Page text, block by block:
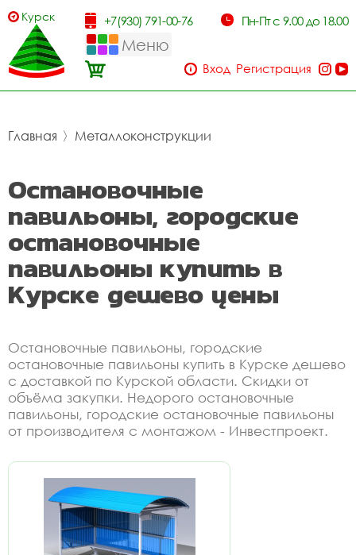
Курск +7(930) 791-00-76 Пн-Пт с 9.00 до 18.00
Меню
Вход Регистрация
Главная 〉 Металлоконструкции
Остановочные
павильоны, городские
остановочные
павильоны купить в
Курске дешево цены
Остановочные павильоны, городские
остановочные павильоны купить в Курске дешево
с доставкой по Курской области. Скидки от
объёма закупки. Недорого остановочные
павильоны, городские остановочные павильоны
от производителя с монтажом - Инвестпроект.